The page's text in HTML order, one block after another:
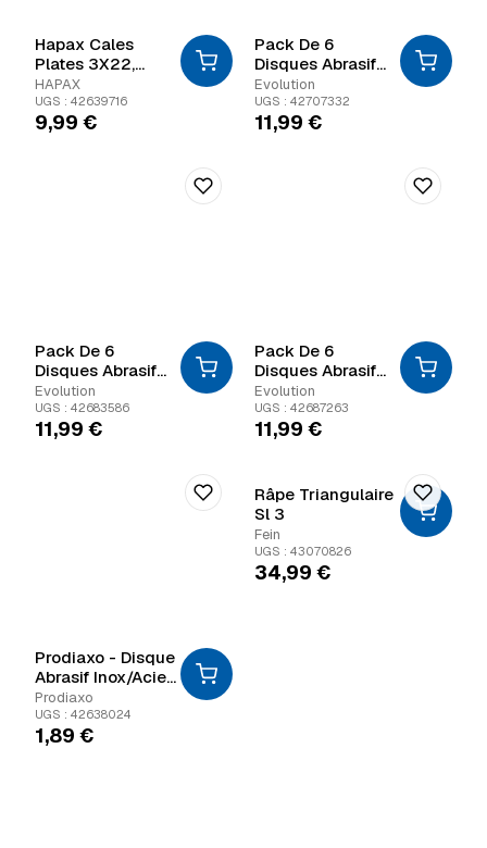
Hapax Cales
Plates 3X22,
00X95 Rouge
HAPAX
UGS : 42639716
9,99 €
Pack De 6
Disques Abrasif
Grain 120
Evolution
UGS : 42707332
11,99 €
Pack De 6
Disques Abrasif
Grain 180
Evolution
UGS : 42683586
11,99 €
Pack De 6
Disques Abrasif
Grain 80
Evolution
UGS : 42687263
11,99 €
Prodiaxo - Disque
Abrasif Inox/Acier
- 1
Prodiaxo
UGS : 42638024
1,89 €
Râpe Triangulaire
Sl 3
Fein
UGS : 43070826
34,99 €